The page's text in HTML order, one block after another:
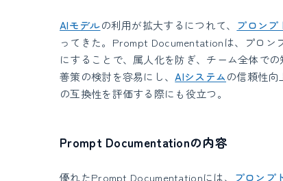
AIモデルの利用が拡大するにつれて、 プロンプ
ってきた。Prompt Documentationは、プロン
にすることで、属人化を防ぎ、チーム全体で
善策の検討を容易にし、AIシステムの信頼性向
の互換性を評価する際にも役立つ。
Prompt Documentationの内容
優れたPrompt Documentationには、 プロンプ